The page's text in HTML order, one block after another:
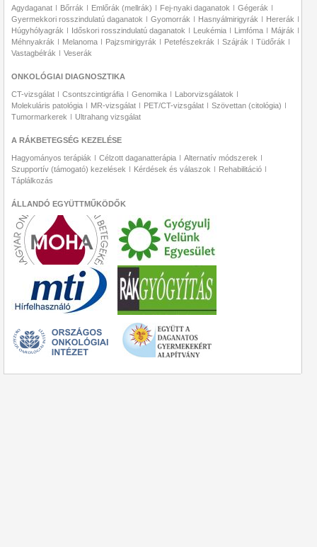
Agydaganat Bőrrák Emlőrák (mellrák) Fej-nyaki daganatok
Gégerák
Gyermekkori rosszindulatú daganatok
Gyomorrák Hasnyálmirigyrák
Hererák
Húgyhólyagrák
Időskori rosszindulatú daganatok Leukémia Limfóma
Májrák
Méhnyakrák
Melanoma Pajzsmirigyrák Petefészekrák Szájrák
Tüdőrák
Vastagbélrák
Veserák
ONKOLÓGIAI DIAGNOSZTIKA
CT-vizsgálat Csontszcintigráfia Genomika
Laborvizsgálatok
Molekuláris patológia
MR-vizsgálat PET/CT-vizsgálat
Szövettan (citológia)
Tumormarkerek
Ultrahang vizsgálat
A RÁKBETEGSÉG KEZELÉSE
Hagyományos terápiák Célzott daganatterápia
Alternatív módszerek
Szupportív (támogató) kezelések
Kérdések és válaszok
Rehabilitáció
Táplálkozás
ÁLLANDÓ EGYÜTTMŰKÖDŐK